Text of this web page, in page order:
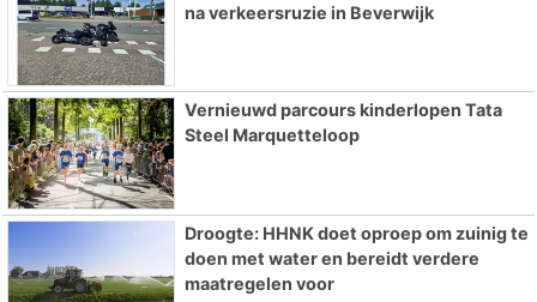
na verkeersruzie in Beverwijk
Vernieuwd parcours kinderlopen Tata
Steel Marquetteloop
Droogte: HHNK doet oproep om zuinig te
doen met water en bereidt verdere
maatregelen voor